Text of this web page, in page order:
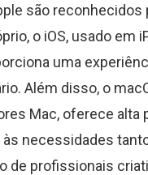
são reconhecidos
o iOS, usado em
uma
Além disso, o
Mac, oferece alta
às necessidades
de profissionais